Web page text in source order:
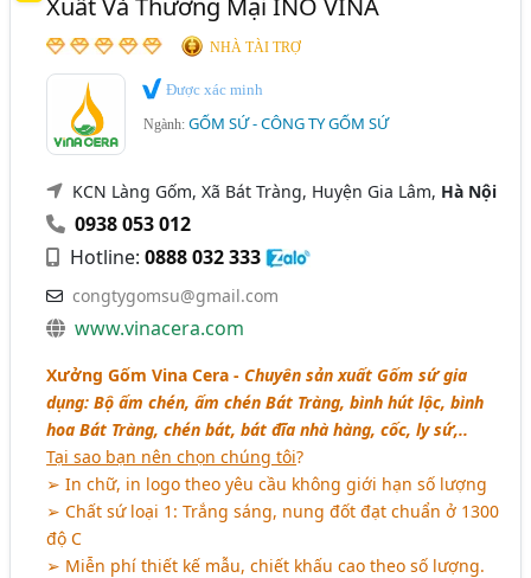
Thủ Công Mỹ Nghệ (1066)
Mây Tre Đan - Xuất Khẩu Và Cung Cấp Nội Địa (446)
Đồ Sơn Mài (136)
Quà Tặng Gốm Sứ (115)
Vĩnh Phúc
Bình Định Hà Nam
Long An
Ninh Thuận
Vĩnh Long
NHÀ TÀI TRỢ
Được xác minh
Ngành:GỐM SỨ - CÔNG TY GỐM SỨ
KCN Làng Gốm, Xã Bát Tràng, Huyện Gia Lâm, Hà Nội
0938 053 012
Hotline:0888 032 333
congtygomsu@gmail.com
www.vinacera.com
Xưởng Gốm Vina Cera -Chuyên sản xuất Gốm sứ gia
dụng: Bộ ấm chén, ấm chén Bát Tràng, bình hút lộc, bình
hoa Bát Tràng, chén bát, bát đĩa nhà hàng, cốc, ly sứ,..
Tại sao bạn nên chọn chúng tôi?
➢ In chữ, in logo theo yêu cầu không giới hạn số lượng
➢ Chất sứ loại 1: Trắng sáng, nung đốt đạt chuẩn ở 1300
độ C
➢ Miễn phí thiết kế mẫu, chiết khấu cao theo số lượng.